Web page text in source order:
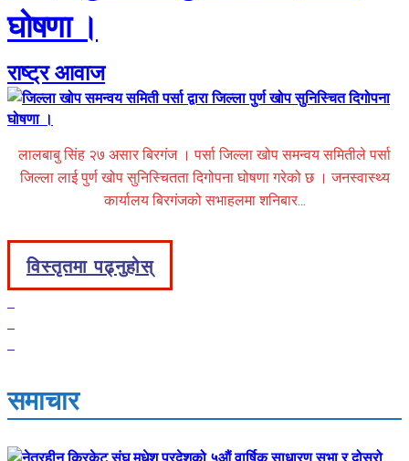
घोषणा ।
राष्ट्र आवाज
लालबाबु सिंह २७ असार बिरगंज । पर्सा जिल्ला खोप समन्वय समितीले पर्सा
जिल्ला लाई पुर्ण खोप सुनिस्चितता दिगोपना घोषणा गरेको छ । जनस्वास्थ्य
कार्यालय बिरगंजको सभाहलमा शनिबार...
विस्तृतमा पढ्नुहोस्
समाचार